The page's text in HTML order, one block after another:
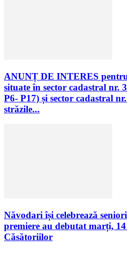
ANUNȚ DE INTERES
situate în sector cadastral nr.
P6- P17) și sector cadastral
străzile...
Năvodari își celebrează
premiere au debutat marți,
Căsătoriilor